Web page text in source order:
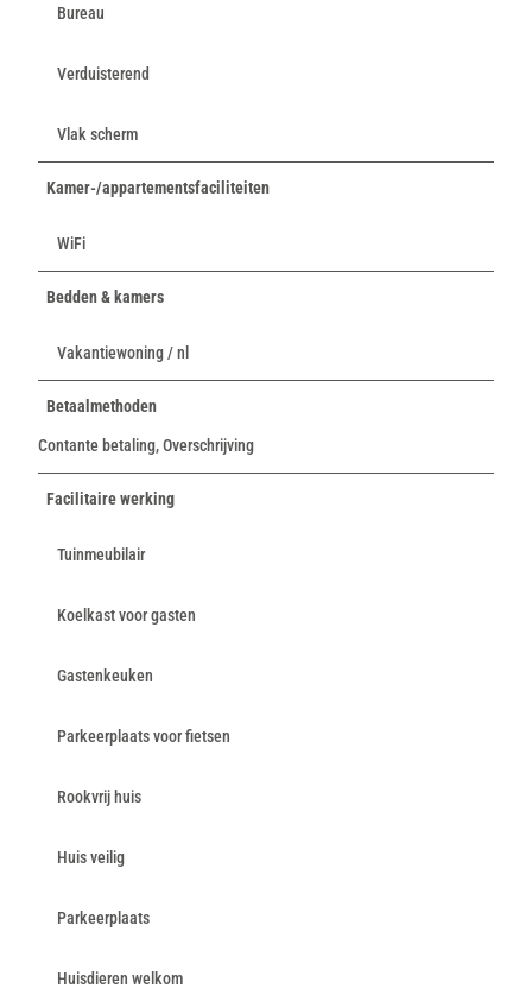
Bureau
Verduisterend
Vlak scherm
Kamer-/appartementsfaciliteiten
WiFi
Bedden & kamers
Vakantiewoning / nl
Betaalmethoden
Contante betaling, Overschrijving
Facilitaire werking
Tuinmeubilair
Koelkast voor gasten
Gastenkeuken
Parkeerplaats voor fietsen
Rookvrij huis
Huis veilig
Parkeerplaats
Huisdieren welkom